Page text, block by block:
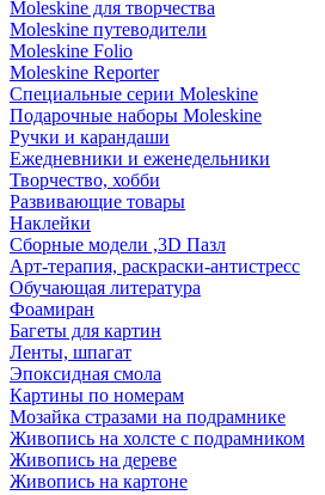
Moleskine для творчества
Moleskine путеводители
Moleskine Folio
Moleskine Reporter
Специальные серии Moleskine
Подарочные наборы Moleskine
Ручки и карандаши
Ежедневники и еженедельники
Творчество, хобби
Развивающие товары
Наклейки
Сборные модели ,3D Пазл
Арт-терапия, раскраски-антистресс
Обучающая литература
Фоамиран
Багеты для картин
Ленты, шпагат
Эпоксидная смола
Картины по номерам
Мозайка стразами на подрамнике
Живопись на холсте с подрамником
Живопись на дереве
Живопись на картоне